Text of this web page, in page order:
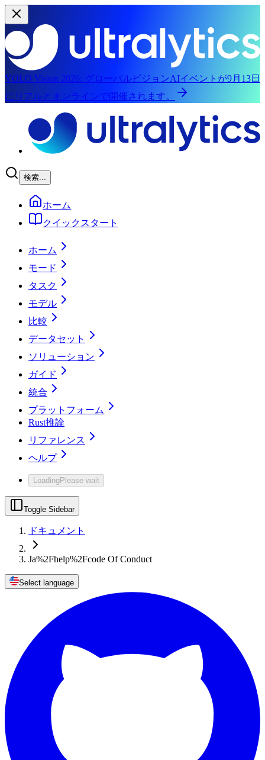
YOLO Vision 2026: グローバルビジョンAIイベントが9月13日
にリアルとオンラインで開催されます。
検索...
ホーム
クイックスタート
ホーム
モード
タスク
モデル
比較
データセット
ソリューション
ガイド
統合
プラットフォーム
Rust推論
リファレンス
ヘルプ
LoadingPlease wait
Toggle Sidebar
ドキュメント
Ja%2Fhelp%2Fcode Of Conduct
Select language